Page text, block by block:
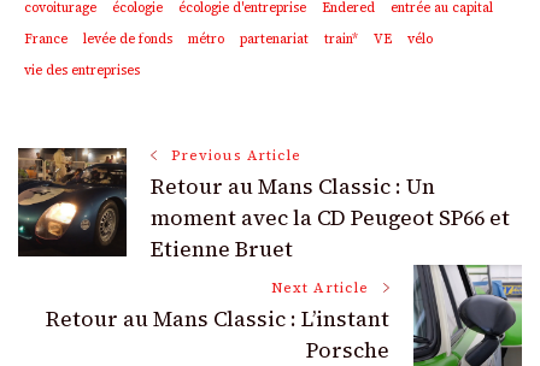
covoiturage écologie écologie d'entreprise Endered
entrée au capital
France
levée de fonds métro partenariat train* VE
vélo
vie des entreprises
Post
Navigation
Previous Article
Retour au Mans Classic : Un
moment avec la CD Peugeot SP66 et
Etienne Bruet
Next Article
Retour au Mans Classic : L’instant
Porsche